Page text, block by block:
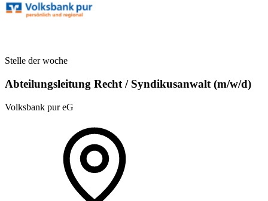
Stelle der woche
Abteilungsleitung Recht / Syndikusanwalt (m/w/d)
Volksbank pur eG